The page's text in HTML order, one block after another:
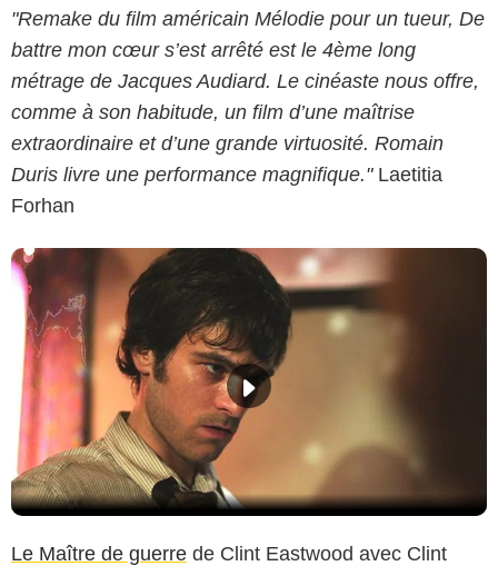
"Remake du film américain Mélodie pour un tueur, De
battre mon cœur s’est arrêté est le 4ème long
métrage de Jacques Audiard. Le cinéaste nous offre,
comme à son habitude, un film d’une maîtrise
extraordinaire et d’une grande virtuosité. Romain
Duris livre une performance magnifique."Laetitia
Forhan
Le Maître de guerre de Clint Eastwood avec Clint